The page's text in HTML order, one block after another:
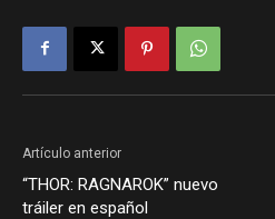
Artículo anterior
“THOR: RAGNAROK” nuevo
tráiler en español